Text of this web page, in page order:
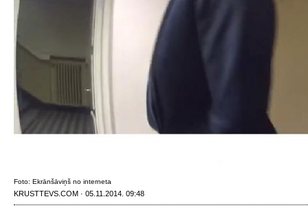
Foto: Ekrānšāviņš no interneta
KRUSTTEVS.COM · 05.11.2014. 09:48